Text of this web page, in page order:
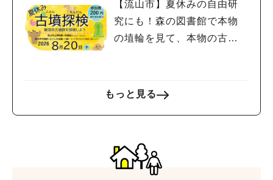
【流山市】夏休みの自由研
究にも！森の図書館で本物
の埴輪を見て、本物の古墳
もっと見る